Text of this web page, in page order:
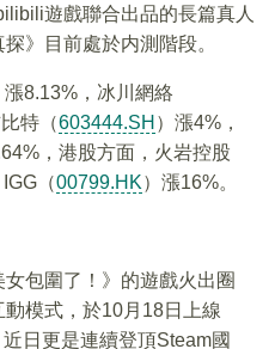
遊戲聯合出品的長篇真人
》目前處於内測階段。
漲8.13%，冰川網絡
特（603444.SH ）漲4%，
，港股方面，火岩控股
（00799.HK）漲16%。
包圍了！》的遊戲火出圈
模式，於10月18日上線
日更是連續登頂Steam國